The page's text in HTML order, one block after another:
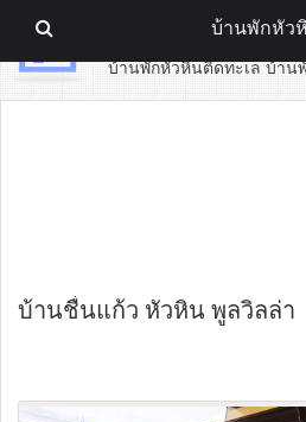
บ้าน
บ้านพักหัวหินติดทะเล บ้าน
บ้านชื่นแก้ว หัวหิน พูลวิลล่า
บ้านพักหัว